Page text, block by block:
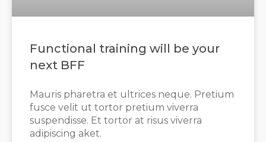
Functional training will be your
next BFF
Mauris pharetra et ultrices neque. Pretium
fusce velit ut tortor pretium viverra
suspendisse. Et tortor at risus viverra
adipiscing aket.